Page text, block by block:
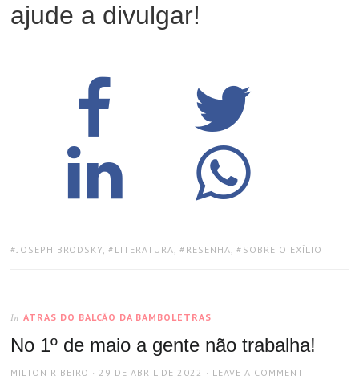
ajude a divulgar!
TAGS:
JOSEPH BRODSKY, LITERATURA, RESENHA, SOBRE O EXÍLIO
In ATRÁS DO BALCÃO DA BAMBOLETRAS
No 1º de maio a gente não trabalha!
AUTHOR
MILTON RIBEIRO
POSTED
29 DE ABRIL DE 2022 LEAVE A COMMENT